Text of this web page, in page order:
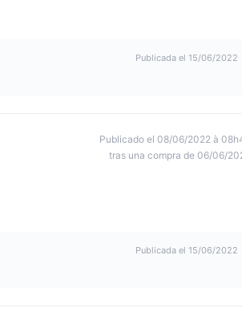
Publicada el 15/06/2022
Publicado el 08/06/2022 à
tras una compra de 06/06/
Publicada el 15/06/2022